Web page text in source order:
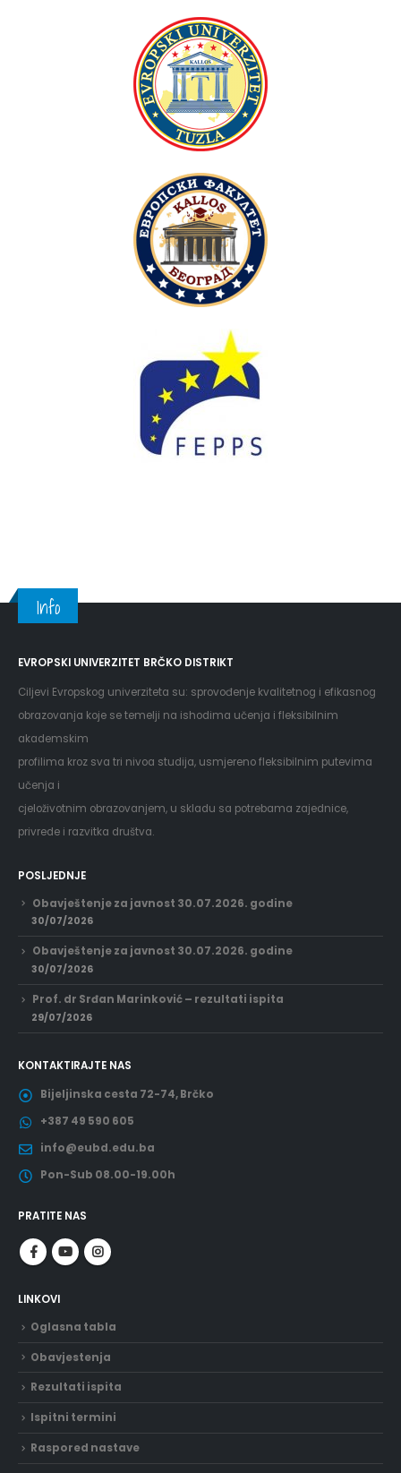
Info
EVROPSKI UNIVERZITET BRČKO DISTRIKT
Ciljevi Evropskog univerziteta su: sprovođenje kvalitetnog i efikasnog
obrazovanja koje se temelji na ishodima učenja i fleksibilnim
akademskim
profilima kroz sva tri nivoa studija, usmjereno fleksibilnim putevima
učenja i
cjeloživotnim obrazovanjem, u skladu sa potrebama zajednice,
privrede i razvitka društva.
POSLJEDNJE
Obavještenje za javnost 30.07.2026. godine
30/07/2026
Obavještenje za javnost 30.07.2026. godine
30/07/2026
Prof. dr Srđan Marinković – rezultati ispita
29/07/2026
KONTAKTIRAJTE NAS
Bijeljinska cesta 72-74, Brčko
+387 49 590 605
info@eubd.edu.ba
Pon-Sub 08.00-19.00h
PRATITE NAS
LINKOVI
Oglasna tabla
Obavjestenja
Rezultati ispita
Ispitni termini
Raspored nastave